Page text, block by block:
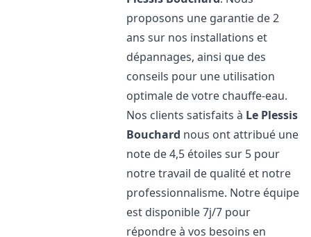
proposons une garantie de 2
ans sur nos installations et
dépannages, ainsi que des
conseils pour une utilisation
optimale de votre chauffe-eau.
Nos clients satisfaits à Le Plessis
Bouchard nous ont attribué une
note de 4,5 étoiles sur 5 pour
notre travail de qualité et notre
professionnalisme. Notre équipe
est disponible 7j/7 pour
répondre à vos besoins en